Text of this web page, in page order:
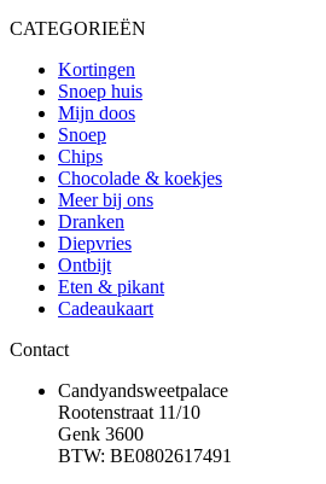
CATEGORIEËN
Kortingen
Snoep huis
Mijn doos
Snoep
Chips
Chocolade & koekjes
Meer bij ons
Dranken
Diepvries
Ontbijt
Eten & pikant
Cadeaukaart
Contact
Candyandsweetpalace
Rootenstraat 11/10
Genk 3600
BTW: BE0802617491